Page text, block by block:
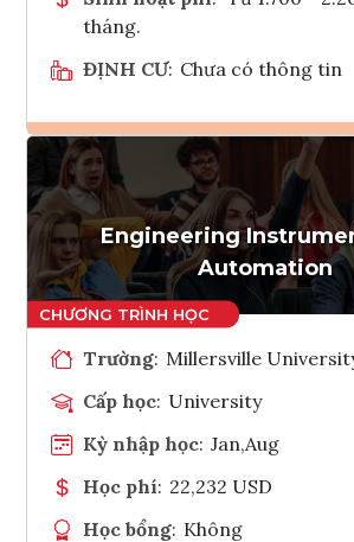
tháng.
ĐỊNH CƯ: Chưa có thông tin
Ghi danh
Tham vấn
Engineering
Automation
Trường: Millersville
Cấp học: University
Kỳ nhập học: Jan,Aug
Học phí: 22,232 USD
Học bổng: Không